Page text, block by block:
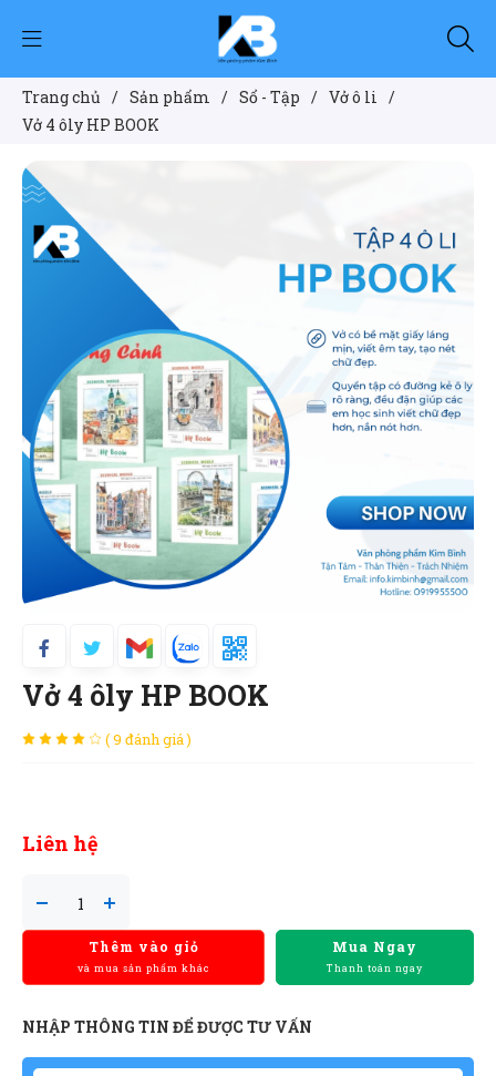
Trang chủ / Sản phẩm / Sổ - Tập / Vở ô li /
Vở 4 ôly HP BOOK
Vở 4 ôly HP BOOK
( 9 đánh giá )
Liên hệ
Thêm vào giỏ
và mua sản phẩm khác
Mua Ngay
Thanh toán ngay
NHẬP THÔNG TIN ĐỂ ĐƯỢC TƯ VẤN